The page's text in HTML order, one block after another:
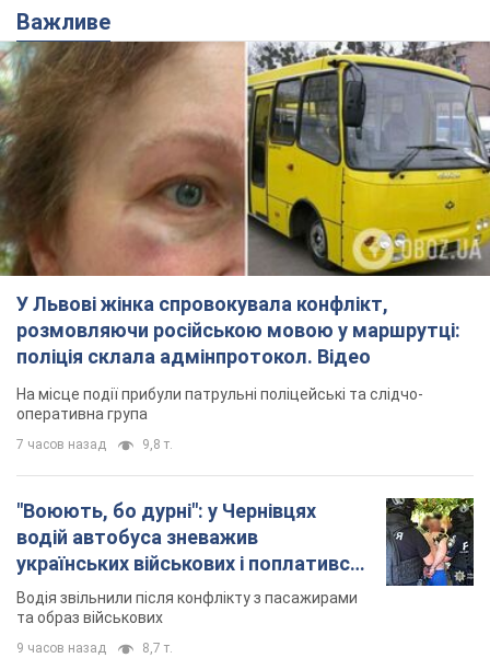
Важливе
У Львові жінка спровокувала конфлікт,
розмовляючи російською мовою у маршрутці:
поліція склала адмінпротокол. Відео
На місце події прибули патрульні поліцейські та слідчо-
оперативна група
7 часов назад 9,8 т.
"Воюють, бо дурні": у Чернівцях
водій автобуса зневажив
українських військових і поплатився.
Відео
Водія звільнили після конфлікту з пасажирами
та образ військових
9 часов назад 8,7 т.